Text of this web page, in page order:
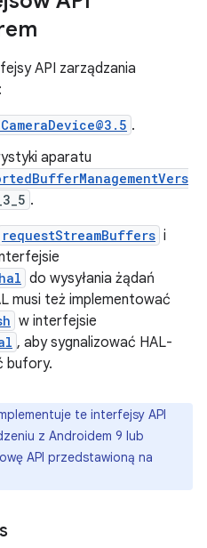
API zarządzania
.
aparatu
.
requestStreamBuffers i
do wysyłania żądań
musi też implementować
w interfejsie
, aby sygnalizować HAL-
bufory.
te interfejsy API
z Androidem 9 lub
API przedstawioną na